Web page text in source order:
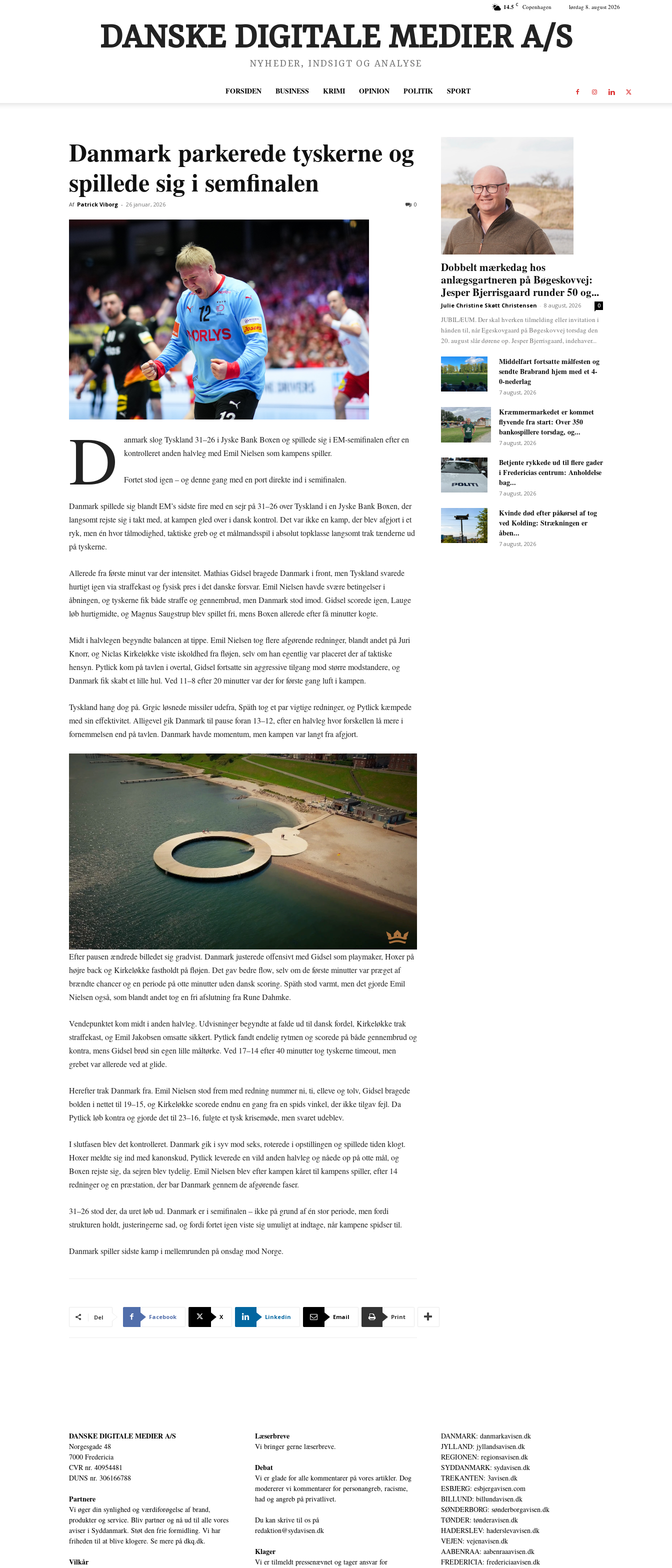
14.5 C Copenhagen lørdag 8. august 2026
DANSKE DIGITALE MEDIER A/S
NYHEDER, INDSIGT OG ANALYSE
FORSIDEN BUSINESS KRIMI OPINION POLITIK SPORT
Danmark parkerede tyskerne og
spillede sig i semfinalen
Af Patrick Viborg - 26 januar, 2026 0
D
anmark slog Tyskland 31–26 i Jyske Bank Boxen og spillede sig i EM-semifinalen efter en
kontrolleret anden halvleg med Emil Nielsen som kampens spiller.
Fortet stod igen – og denne gang med en port direkte ind i semifinalen.
Danmark spillede sig blandt EM’s sidste fire med en sejr på 31–26 over Tyskland i en Jyske Bank Boxen, der
langsomt rejste sig i takt med, at kampen gled over i dansk kontrol. Det var ikke en kamp, der blev afgjort i et
ryk, men én hvor tålmodighed, taktiske greb og et målmandsspil i absolut topklasse langsomt trak tænderne ud
på tyskerne.
Allerede fra første minut var der intensitet. Mathias Gidsel bragede Danmark i front, men Tyskland svarede
hurtigt igen via straffekast og fysisk pres i det danske forsvar. Emil Nielsen havde svære betingelser i
åbningen, og tyskerne fik både straffe og gennembrud, men Danmark stod imod. Gidsel scorede igen, Lauge
løb hurtigmidte, og Magnus Saugstrup blev spillet fri, mens Boxen allerede efter få minutter kogte.
Midt i halvlegen begyndte balancen at tippe. Emil Nielsen tog flere afgørende redninger, blandt andet på Juri
Knorr, og Niclas Kirkeløkke viste iskoldhed fra fløjen, selv om han egentlig var placeret der af taktiske
hensyn. Pytlick kom på tavlen i overtal, Gidsel fortsatte sin aggressive tilgang mod større modstandere, og
Danmark fik skabt et lille hul. Ved 11–8 efter 20 minutter var der for første gang luft i kampen.
Tyskland hang dog på. Grgic løsnede missiler udefra, Späth tog et par vigtige redninger, og Pytlick kæmpede
med sin effektivitet. Alligevel gik Danmark til pause foran 13–12, efter en halvleg hvor forskellen lå mere i
fornemmelsen end på tavlen. Danmark havde momentum, men kampen var langt fra afgjort.
Efter pausen ændrede billedet sig gradvist. Danmark justerede offensivt med Gidsel som playmaker, Hoxer på
højre back og Kirkeløkke fastholdt på fløjen. Det gav bedre flow, selv om de første minutter var præget af
brændte chancer og en periode på otte minutter uden dansk scoring. Späth stod varmt, men det gjorde Emil
Nielsen også, som blandt andet tog en fri afslutning fra Rune Dahmke.
Vendepunktet kom midt i anden halvleg. Udvisninger begyndte at falde ud til dansk fordel, Kirkeløkke trak
straffekast, og Emil Jakobsen omsatte sikkert. Pytlick fandt endelig rytmen og scorede på både gennembrud og
kontra, mens Gidsel brød sin egen lille måltørke. Ved 17–14 efter 40 minutter tog tyskerne timeout, men
grebet var allerede ved at glide.
Herefter trak Danmark fra. Emil Nielsen stod frem med redning nummer ni, ti, elleve og tolv, Gidsel bragede
bolden i nettet til 19–15, og Kirkeløkke scorede endnu en gang fra en spids vinkel, der ikke tilgav fejl. Da
Pytlick løb kontra og gjorde det til 23–16, fulgte et tysk krisemøde, men svaret udeblev.
I slutfasen blev det kontrolleret. Danmark gik i syv mod seks, roterede i opstillingen og spillede tiden klogt.
Hoxer meldte sig ind med kanonskud, Pytlick leverede en vild anden halvleg og nåede op på otte mål, og
Boxen rejste sig, da sejren blev tydelig. Emil Nielsen blev efter kampen kåret til kampens spiller, efter 14
redninger og en præstation, der bar Danmark gennem de afgørende faser.
31–26 stod der, da uret løb ud. Danmark er i semifinalen – ikke på grund af én stor periode, men fordi
strukturen holdt, justeringerne sad, og fordi fortet igen viste sig umuligt at indtage, når kampene spidser til.
Danmark spiller sidste kamp i mellemrunden på onsdag mod Norge.
Del Facebook X Linkedin Email Print
Dobbelt mærkedag hos
anlægsgartneren på Bøgeskovvej:
Jesper Bjerrisgaard runder 50 og...
Julie Christine Skøtt Christensen - 8 august, 2026 0
JUBILÆUM. Der skal hverken tilmelding eller invitation i
hånden til, når Egeskovgaard på Bøgeskovvej torsdag den
20. august slår dørene op. Jesper Bjerrisgaard, indehaver...
Middelfart fortsatte målfesten og
sendte Brabrand hjem med et 4-
0-nederlag
7 august, 2026
Kræmmermarkedet er kommet
flyvende fra start: Over 350
bankospillere torsdag, og...
7 august, 2026
Betjente rykkede ud til flere gader
i Fredericias centrum: Anholdelse
bag...
7 august, 2026
Kvinde død efter påkørsel af tog
ved Kolding: Strækningen er
åben...
7 august, 2026
DANSKE DIGITALE MEDIER A/S
Norgesgade 48
7000 Fredericia
CVR nr. 40954481
DUNS nr. 306166788
Partnere
Vi øger din synlighed og værdiforøgelse af brand,
produkter og service. Bliv partner og nå ud til alle vores
aviser i Syddanmark. Støt den frie formidling. Vi har
friheden til at blive klogere. Se mere på dkq.dk.
Vilkår
Læserbreve
Vi bringer gerne læserbreve.
Debat
Vi er glade for alle kommentarer på vores artikler. Dog
modererer vi kommentarer for personangreb, racisme,
had og angreb på privatlivet.
Du kan skrive til os på
redaktion@sydavisen.dk
Klager
Vi er tilmeldt pressenævnet og tager ansvar for
DANMARK: danmarkavisen.dk
JYLLAND: jyllandsavisen.dk
REGIONEN: regionsavisen.dk
SYDDANMARK: sydavisen.dk
TREKANTEN: 3avisen.dk
ESBJERG: esbjergavisen.com
BILLUND: billundavisen.dk
SØNDERBORG: sønderborgavisen.dk
TØNDER: tønderavisen.dk
HADERSLEV: haderslevavisen.dk
VEJEN: vejenavisen.dk
AABENRAA: aabenraaavisen.dk
FREDERICIA: fredericiaavisen.dk